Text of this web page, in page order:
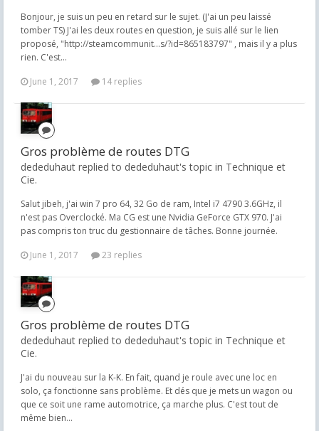
Bonjour, je suis un peu en retard sur le sujet. (J'ai un peu laissé
tomber TS) J'ai les deux routes en question, je suis allé sur le lien
proposé, "http://steamcommunit...s/?id=865183797" , mais il y a plus
rien. C'est...
June 1, 2017
14 replies
Gros problème de routes DTG
dededuhaut replied to dededuhaut's topic in Technique et
Cie.
Salut jibeh, j'ai win 7 pro 64, 32 Go de ram, Intel i7 4790 3.6GHz, il
n'est pas Overclocké. Ma CG est une Nvidia GeForce GTX 970. J'ai
pas compris ton truc du gestionnaire de tâches. Bonne journée.
June 1, 2017
23 replies
Gros problème de routes DTG
dededuhaut replied to dededuhaut's topic in Technique et
Cie.
J'ai du nouveau sur la K-K. En fait, quand je roule avec une loc en
solo, ça fonctionne sans problème. Et dés que je mets un wagon ou
que ce soit une rame automotrice, ça marche plus. C'est tout de
même bien...